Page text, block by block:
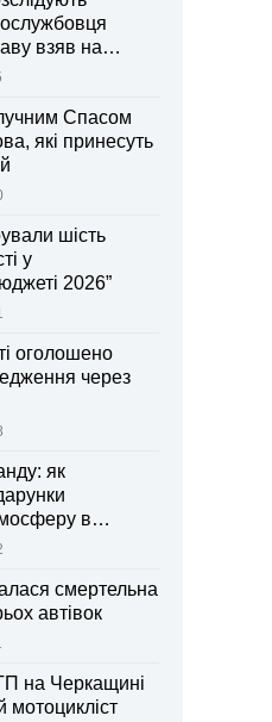
взяв на
Спасом
які принесуть
шість
у
2026”
оголошено
через
як
в
смертельна
автівок
на Черкащині
мотоцикліст